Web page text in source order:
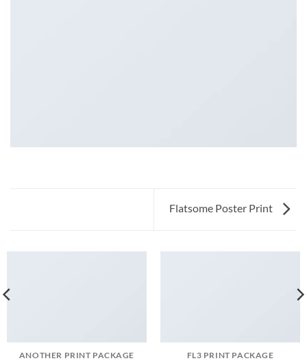
Flatsome Poster Print
ANOTHER PRINT PACKAGE FL3 PRINT PACKAGE